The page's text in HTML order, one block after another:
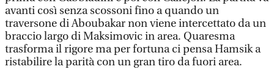
avanti così senza scossoni fino a quando un
traversone di Aboubakar non viene intercettato da un
braccio largo di Maksimovic in area. Quaresma
trasforma il rigore ma per fortuna ci pensa Hamsik a
ristabilire la parità con un gran tiro da fuori area.